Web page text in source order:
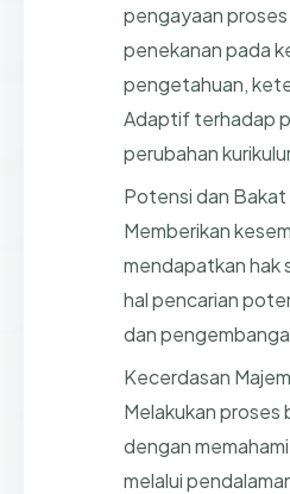
pengayaan
penekanan pada
pengetahuan,
Adaptif terhadap
perubahan
Potensi dan Bakat
Memberikan
mendapatkan hak
hal pencarian
dan
Kecerdasan
Melakukan proses
dengan
melalui